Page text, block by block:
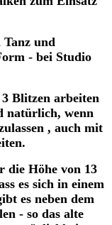
und
- bei Studio
Blitzen arbeiten
natürlich, wenn
, auch mit
die Höhe von 13
es sich in einem
es neben dem
- so das alte